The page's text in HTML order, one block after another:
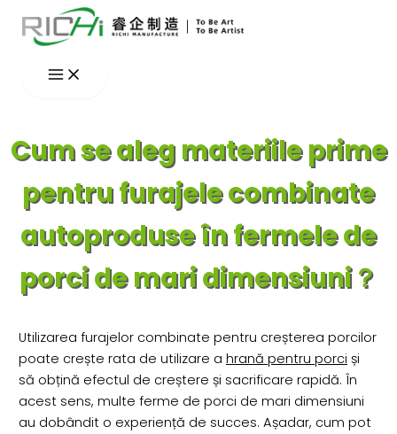
Skip
Cum se aleg materiile prime
pentru furajele combinate
autoproduse în fermele de
porci de mari dimensiuni？
Utilizarea furajelor combinate pentru creșterea porcilor
poate crește rata de utilizare a hrană pentru porci și
să obțină efectul de creștere și sacrificare rapidă. În
acest sens, multe ferme de porci de mari dimensiuni
au dobândit o experiență de succes. Așadar, cum pot